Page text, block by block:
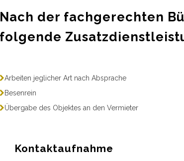
Nach der fachgerechten
folgende
Arbeiten jeglicher Art nach Absprache
Besenrein
Übergabe des Objektes an den Vermieter
Kontaktaufnahme